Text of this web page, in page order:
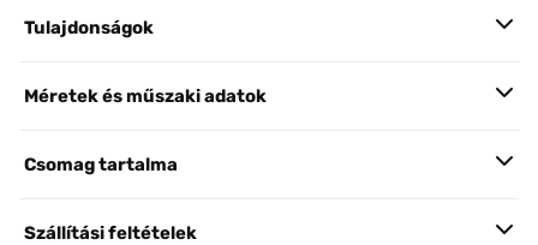
Tulajdonságok
Méretek és műszaki adatok
Csomag tartalma
Szállítási feltételek